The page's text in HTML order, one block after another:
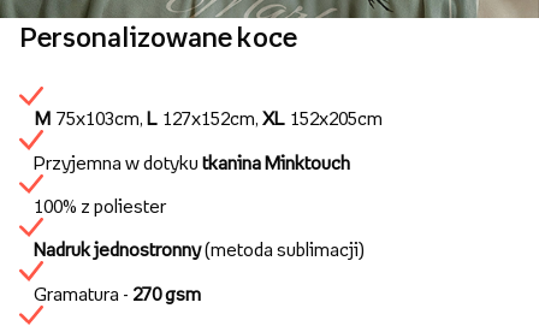
Personalizowane koce
M 75x103cm, L127x152cm, XL152x205cm
Przyjemna w dotyku tkanina Minktouch
100% z poliester
Nadruk jednostronny(metoda sublimacji)
Gramatura - 270 gsm